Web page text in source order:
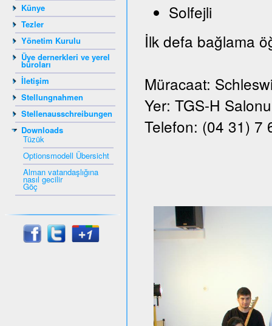
Künye
Tezler
Yönetim Kurulu
Üye dernerkleri ve yerel
büroları
İletişim
Stellungnahmen
Stellenausschreibungen
Downloads
Tüzük
Optionsmodell Übersicht
Alman vatandaşlığına
nasıl gecilir
Göç
Solfejli
İlk defa bağlama
Müracaat:
Yer: TGS-H
Telefon: (04 31) 7